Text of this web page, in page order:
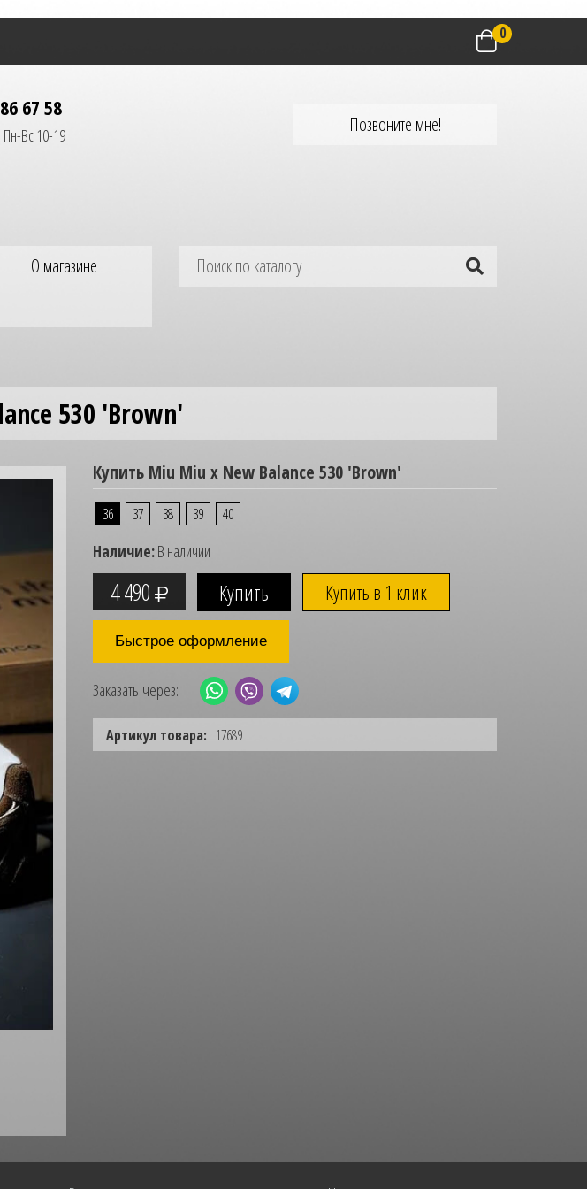
0
67 58
Вс 10-19 Позвоните мне!
О магазине
530 'Brown'
Купить Miu Miu x New Balance 530 'Brown'
36 37 38 39 40
Наличие:В наличии
4 490 Купить в 1 клик
Быстрое оформление
Заказать через:
Артикул товара: 17689